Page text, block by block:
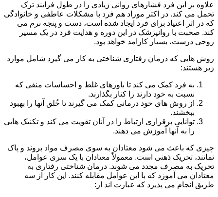
علاوه بر این فرد فشارهای روانی زیادی را در طول فرایند ترک
تحمل می کند. در اکثر موراد هم فرد با مشکلات عاطفی و خانوادگی
که در اثر اعتیاد برای فرد ایجاد شده است، دست و پنجه نرم می
کند. صحبت با روانپزشک در این دوره و هدایت فرد در یک مسیر
روحی درست، بسیار کارامد خواهد بود.
روش هایی که درمان رفتاری شناختی به کار می گیرد شامل موارد
زیر هستند:
به فرد کمک می کند تا باورهای غلط و احساسات منفی که
نسبت به خود دارند را کنار بگذارند.
از روش های خود درمانی کمک می گیرند تا خُلق آنها را بهبود
ببخشند.
توانایی برقراری ارتباط را در آنان تقویت می کند و تکنیک هایی
را به آنها آموزش می دهند.
چیزی که باعث می شود معتادان به سوی مصرف مواد بروند و پاک
نمانند، تحریک ذهنی است. معمولاً معتادان با یک سری عوامل،
تحریک به مصرف مجدد می شوند. درمان شناختی رفتاری به
معتادان می آموزد که با این عوامل مقابله کنند. این کار از سه
طریق انجام می پذیرد که عبارت اند از: